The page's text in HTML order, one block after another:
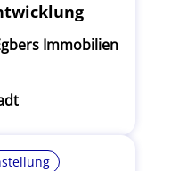
Immobilien